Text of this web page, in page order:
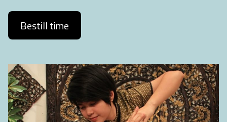
Bestill time